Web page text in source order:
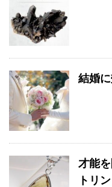
結婚
才能
トリン